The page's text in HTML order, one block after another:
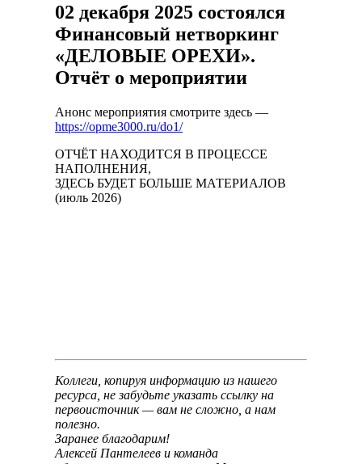
02 декабря 2025 состоялся
Финансовый нетворкинг
«ДЕЛОВЫЕ ОРЕХИ».
Отчёт о мероприятии
Анонс мероприятия смотрите здесь —
https://opme3000.ru/do1/
ОТЧЁТ НАХОДИТСЯ В ПРОЦЕССЕ
НАПОЛНЕНИЯ,
ЗДЕСЬ БУДЕТ БОЛЬШЕ МАТЕРИАЛОВ
(июль 2026)
Коллеги, копируя информацию из нашего
ресурса, не забудьте указать ссылку на
первоисточник — вам не сложно, а нам
полезно.
Заранее благодарим!
Алексей Пантелеев и команда